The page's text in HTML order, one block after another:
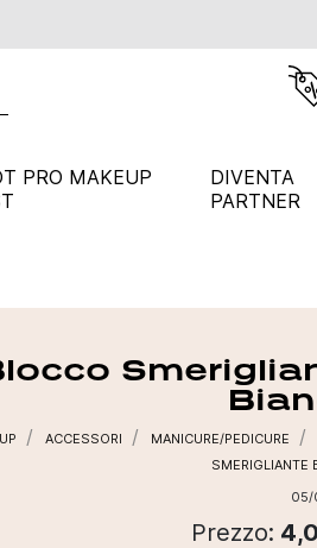
PRO MAKEUP
DIVENTA
PARTNER
ACCESSORI MANICURE/PEDICURE
SMERIGLIANTE
05/
Prezzo: